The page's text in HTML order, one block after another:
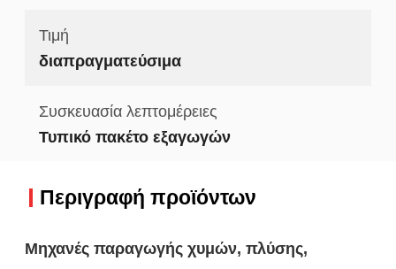
Τιμή
διαπραγματεύσιμα
Συσκευασία λεπτομέρειες
Τυπικό πακέτο εξαγωγών
Περιγραφή προϊόντων
Μηχανές παραγωγής χυμών, πλύσης,